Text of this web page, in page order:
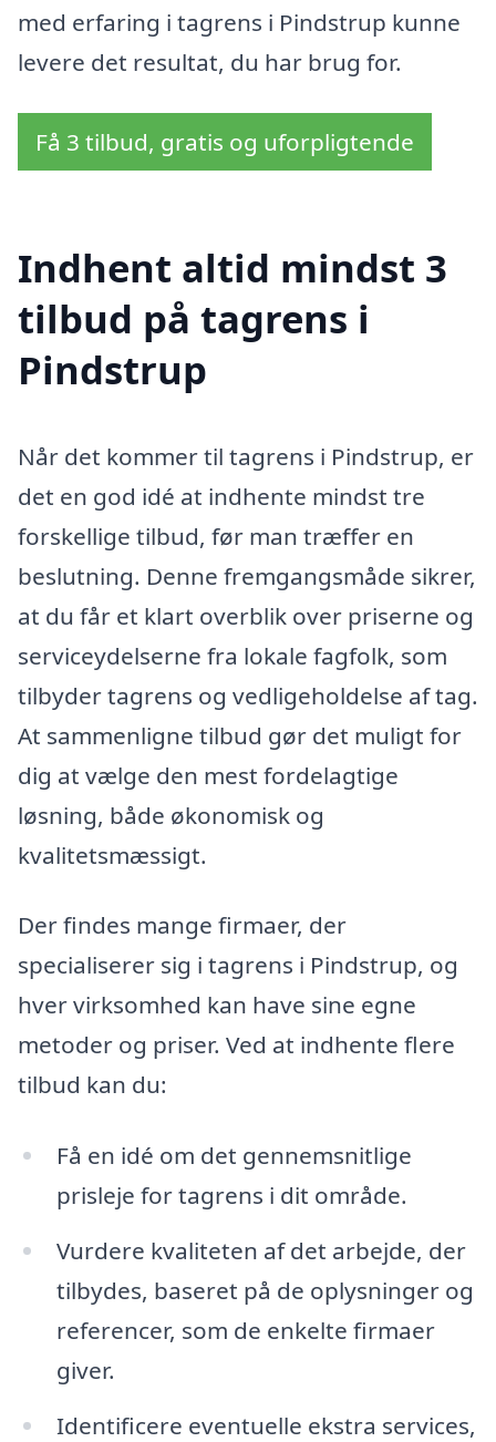
med erfaring i tagrens i Pindstrup kunne
levere det resultat, du har brug for.
Få 3 tilbud, gratis og uforpligtende
Indhent altid mindst 3
tilbud på tagrens i
Pindstrup
Når det kommer til tagrens i Pindstrup, er
det en god idé at indhente mindst tre
forskellige tilbud, før man træffer en
beslutning. Denne fremgangsmåde sikrer,
at du får et klart overblik over priserne og
serviceydelserne fra lokale fagfolk, som
tilbyder tagrens og vedligeholdelse af tag.
At sammenligne tilbud gør det muligt for
dig at vælge den mest fordelagtige
løsning, både økonomisk og
kvalitetsmæssigt.
Der findes mange firmaer, der
specialiserer sig i tagrens i Pindstrup, og
hver virksomhed kan have sine egne
metoder og priser. Ved at indhente flere
tilbud kan du:
Få en idé om det gennemsnitlige
prisleje for tagrens i dit område.
Vurdere kvaliteten af det arbejde, der
tilbydes, baseret på de oplysninger og
referencer, som de enkelte firmaer
giver.
Identificere eventuelle ekstra services,